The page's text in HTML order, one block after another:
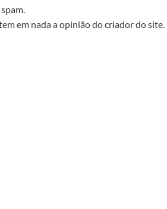
em nada a opinião do criador do site.